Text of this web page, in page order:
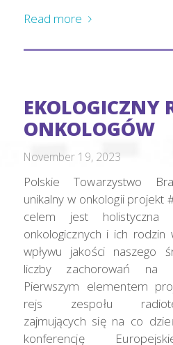
Read more
EKOLOGICZNY
ONKOLOGÓW
November 19, 2023
Polskie Towarzystwo
unikalny w onkologii projekt
celem jest holistyczna
onkologicznych i ich rodzin
wpływu jakości naszego
liczby zachorowań na
Pierwszym elementem
rejs zespołu
zajmujących się na co
konferencję